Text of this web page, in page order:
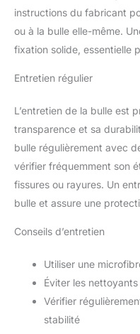
instructions du fabricant
ou à la bulle elle-même.
fixation solide, essentielle
Entretien régulier
L’entretien de la bulle est
transparence et sa
bulle régulièrement avec
vérifier fréquemment son
fissures ou rayures. Un
bulle et assure une
Conseils d’entretien
Utiliser une
Éviter les
Vérifier
stabilité